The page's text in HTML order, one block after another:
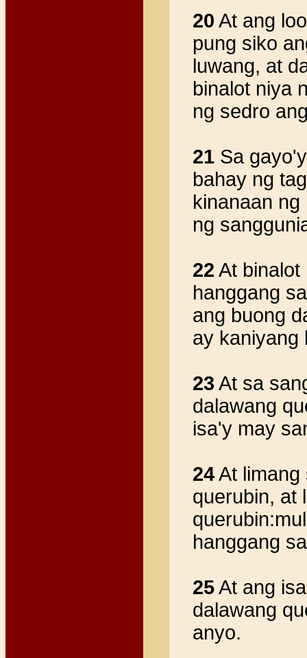
20 At ang
pung siko
luwang, at
binalot niya
ng sedro
21 Sa
bahay ng
kinanaan
ng
22 At binalot
hanggang
ang buong
ay kaniyang
23 At sa
dalawang
isa'y may
24At limang
querubin, at
hanggang
25At ang
dalawang
anyo.